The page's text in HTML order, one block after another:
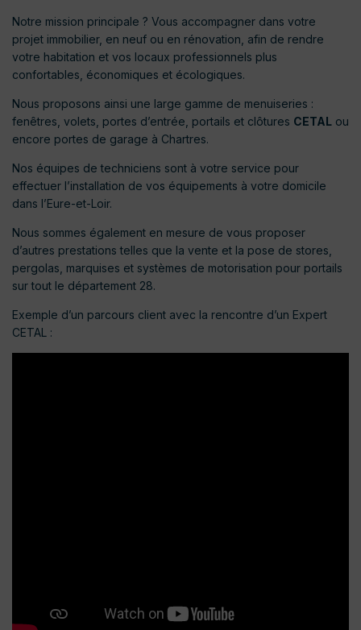
Notre mission principale ? Vous accompagner dans votre
projet immobilier, en neuf ou en rénovation, afin de rendre
votre habitation et vos locaux professionnels plus
confortables, économiques et écologiques.
Nous proposons ainsi une large gamme de menuiseries :
fenêtres, volets, portes d’entrée, portails et clôtures CETAL ou
encore portes de garage à Chartres.
Nos équipes de techniciens sont à votre service pour
effectuer l’installation de vos équipements à votre domicile
dans l’Eure-et-Loir.
Nous sommes également en mesure de vous proposer
d’autres prestations telles que la vente et la pose de stores,
pergolas, marquises et systèmes de motorisation pour portails
sur tout le département 28.
Exemple d’un parcours client avec la rencontre d’un Expert
CETAL :